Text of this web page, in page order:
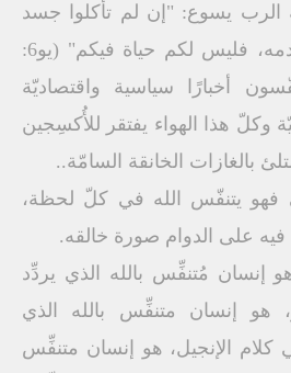
الرب يسوع: "إن لم تأكلوا جسد
ابن الإنسان وتشربوا دمه، فليس لكم حياة فيكم" (يو6:
أخبارًا سياسية واقتصاديّة
وكلّ هذا الهواء يفتقر للأُكسِجين
بالغازات الخانقة السامّة..
فهو يتنفّس الله في كلّ لحظة،
على الدوام صورة خالقه.
هو إنسان مُتنفِّس بالله الذي يردِّد
هو إنسان متنفِّس بالله الذي
الإنجيل، هو إنسان متنفِّس